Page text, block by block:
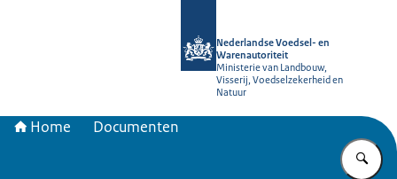
Nederlandse Voedsel- en
Warenautoriteit
Ministerie van Landbouw,
Visserij, Voedselzekerheid en
Natuur
Home Documenten